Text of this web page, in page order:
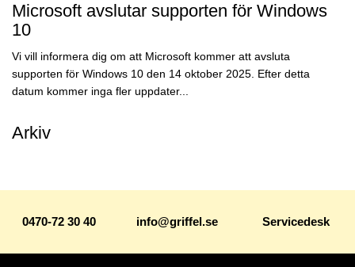
Microsoft avslutar supporten för Windows
10
Vi vill informera dig om att Microsoft kommer att avsluta
supporten för Windows 10 den 14 oktober 2025. Efter detta
datum kommer inga fler uppdater...
Arkiv
0470-72 30 40 info@griffel.se Servicedesk